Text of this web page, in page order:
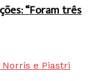
“Foram três